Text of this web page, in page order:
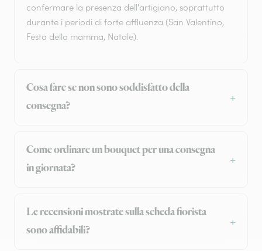
confermare la presenza dell'artigiano, soprattutto
durante i periodi di forte affluenza (San Valentino,
Festa della mamma, Natale).
Cosa fare se non sono soddisfatto della
consegna?
Come ordinare un bouquet per una consegna
in giornata?
Le recensioni mostrate sulla scheda fiorista
sono affidabili?